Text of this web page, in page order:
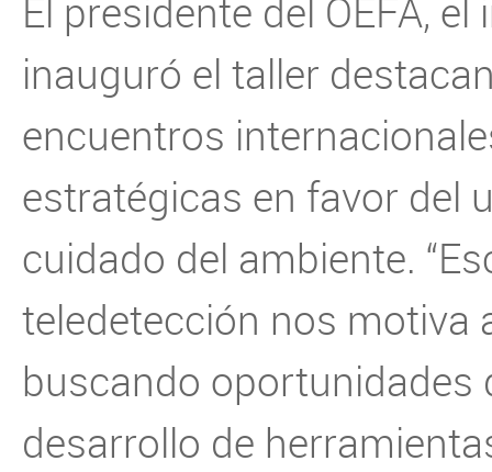
El presidente del OEFA,
inauguró el taller
encuentros
estratégicas en favor del
cuidado del ambiente.
teledetección nos motiva
buscando oportunidades
desarrollo de